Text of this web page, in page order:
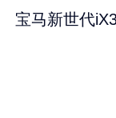
宝马新世代